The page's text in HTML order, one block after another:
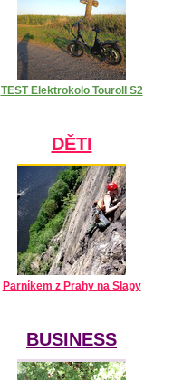
TEST Elektrokolo Touroll S2
DĚTI
Parníkem z Prahy na Slapy
BUSINESS